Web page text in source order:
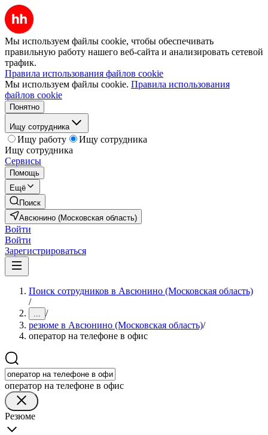
Мы используем файлы cookie, чтобы обеспечивать
правильную работу нашего веб-сайта и анализировать сетевой
трафик.
Правила использования файлов cookie
Мы используем файлы cookie. Правила использования
файлов cookie
Понятно
Ищу сотрудника
Ищу работу
Ищу сотрудника
Ищу сотрудника
Сервисы
Помощь
Ещё
Поиск
Авсюнино (Московская область)
Войти
Войти
Зарегистрироваться
Поиск сотрудников в Авсюнино (Московская область)
/
... /
резюме в Авсюнино (Московская область)/
оператор на телефоне в офис
оператор на телефоне в офис
Резюме